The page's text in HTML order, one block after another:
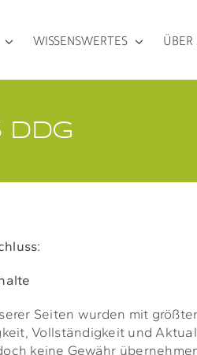
WISSENSWERTES ÜBER
Seiten wurden mit
Vollständigkeit und
keine Gewähr